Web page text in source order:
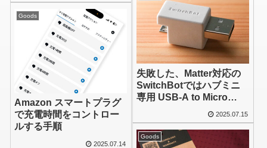
失敗した、Matter対応の
SwitchBotではハブミニ
専用 USB-A to Micro
USB 変換コネクタは使え
んのか
2025.07.15
Goods
Amazon スマートプラグ
で充電時間をコントロー
ルする手順
2025.07.14
Goods